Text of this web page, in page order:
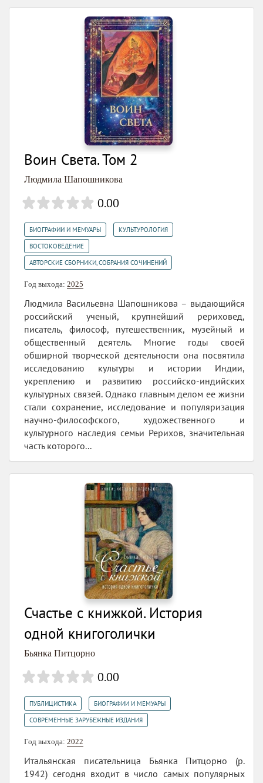
Воин Света. Том 2
Людмила Шапошникова
0.00
БИОГРАФИИ И МЕМУАРЫ КУЛЬТУРОЛОГИЯ
ВОСТОКОВЕДЕНИЕ
АВТОРСКИЕ СБОРНИКИ, СОБРАНИЯ СОЧИНЕНИЙ
Год выхода: 2025
Людмила Васильевна Шапошникова – выдающийся
российский ученый, крупнейший рериховед,
писатель, философ, путешественник, музейный и
общественный деятель. Многие годы своей
обширной творческой деятельности она посвятила
исследованию культуры и истории Индии,
укреплению и развитию российско-индийских
культурных связей. Однако главным делом ее жизни
стали сохранение, исследование и популяризация
научно-философского, художественного и
культурного наследия семьи Рерихов, значительная
часть которого...
Счастье с книжкой. История
одной книгоголички
Бьянка Питцорно
0.00
ПУБЛИЦИСТИКА БИОГРАФИИ И МЕМУАРЫ
СОВРЕМЕННЫЕ ЗАРУБЕЖНЫЕ ИЗДАНИЯ
Год выхода: 2022
Итальянская писательница Бьянка Питцорно (р.
1942) сегодня входит в число самых популярных